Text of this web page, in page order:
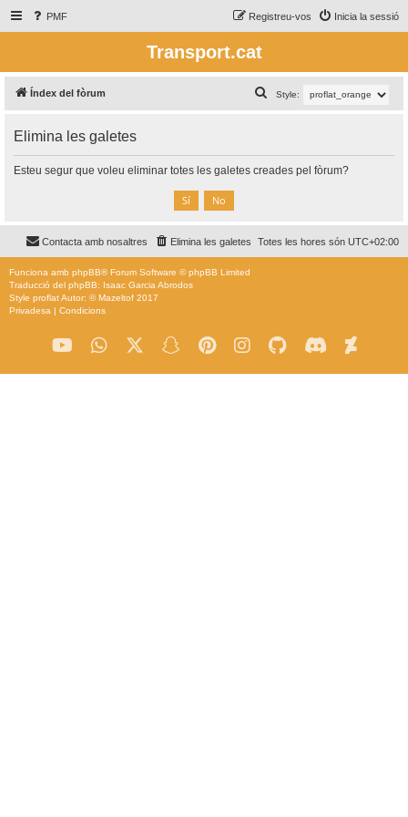
PMF Inicia la sessió
Registreu-vos
Transport.cat
Índex del fòrum Style:
e
c
Elimina les galetes
Esteu segur que voleu eliminar totes les galetes creades pel fòrum?
Totes les hores són UTC+02:00
Elimina les galetes
Contacta amb nosaltres
Funciona amb phpBB® Forum Software © phpBB Limited
Traducció del phpBB: Isaac Garcia Abrodos
Style proflatAutor: ©Mazeltof 2017
Privadesa | Condicions